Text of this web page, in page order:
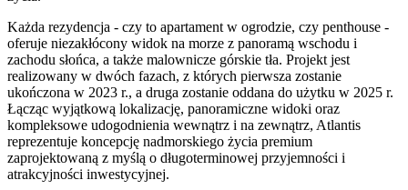
Każda rezydencja - czy to apartament w ogrodzie, czy penthouse -
oferuje niezakłócony widok na morze z panoramą wschodu i
zachodu słońca, a także malownicze górskie tła. Projekt jest
realizowany w dwóch fazach, z których pierwsza zostanie
ukończona w 2023 r., a druga zostanie oddana do użytku w 2025 r.
Łącząc wyjątkową lokalizację, panoramiczne widoki oraz
kompleksowe udogodnienia wewnątrz i na zewnątrz, Atlantis
reprezentuje koncepcję nadmorskiego życia premium
zaprojektowaną z myślą o długoterminowej przyjemności i
atrakcyjności inwestycyjnej.